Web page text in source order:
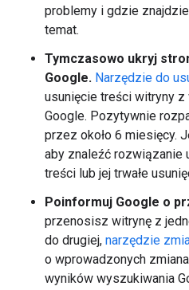
problemy i gdzie
temat.
Tymczasowo ukryj
Google. Narzędzie do
usunięcie treści witryny
Google. Pozytywnie
przez około 6 miesięcy.
aby znaleźć rozwiązanie
treści lub jej trwałe
Poinformuj Google o
przenosisz witrynę z
do drugiej, narzędzie
o wprowadzonych
wyników wyszukiwania